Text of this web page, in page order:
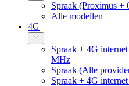
Spraak (Proximus +
Alle modellen
4G
Spraak + 4G
MHz
Spraak (Alle
Spraak + 4G